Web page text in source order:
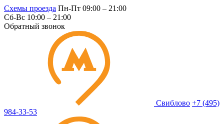
Схемы проезда Пн-Пт 09:00 – 21:00
Сб-Вс 10:00 – 21:00
Обратный звонок
Свиблово +7 (495)
984-33-53